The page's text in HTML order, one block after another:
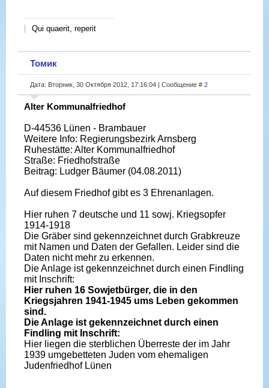
Qui quaerit, reperit
Томик
Дата: Вторник, 30 Октября 2012, 17:16:04 | Сообщение # 2
Alter Kommunalfriedhof
D-44536 Lünen - Brambauer
Weitere Info: Regierungsbezirk Arnsberg
Ruhestätte: Alter Kommunalfriedhof
Straße: Friedhofstraße
Beitrag: Ludger Bäumer (04.08.2011)
Auf diesem Friedhof gibt es 3 Ehrenanlagen.
Hier ruhen 7 deutsche und 11 sowj. Kriegsopfer
1914-1918
Die Gräber sind gekennzeichnet durch Grabkreuze
mit Namen und Daten der Gefallen. Leider sind die
Daten nicht mehr zu erkennen.
Die Anlage ist gekennzeichnet durch einen Findling
mit Inschrift:
Hier ruhen 16 Sowjetbürger, die in den
Kriegsjahren 1941-1945 ums Leben gekommen
sind.
Die Anlage ist gekennzeichnet durch einen
Findling mit Inschrift:
Hier liegen die sterblichen Überreste der im Jahr
1939 umgebetteten Juden vom ehemaligen
Judenfriedhof Lünen